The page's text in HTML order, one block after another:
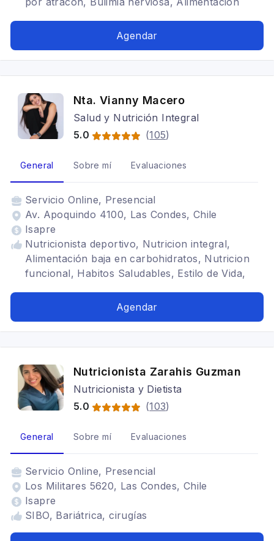
Agendar
Nta. Vianny Macero
Salud y Nutrición Integral
5.0
(105)
General Sobre mí Evaluaciones
Servicio Online, Presencial
Av. Apoquindo 4100, Las Condes, Chile
Isapre
Nutricionista deportivo, Nutricion integral,
Alimentación baja en carbohidratos, Nutricion
funcional, Habitos Saludables, Estilo de Vida,
Integral, Somática, Sistema nervioso, Manejo de
hipotiroidismo, Trastornos alimenticios TCA,
Alimentación para celiacos, Bariátrica, SIBO,
Yoga, Coaching somático
Agendar
Nutricionista Zarahis Guzman
Nutricionista y Dietista
5.0
(103)
General Sobre mí Evaluaciones
Servicio Online, Presencial
Los Militares 5620, Las Condes, Chile
Isapre
SIBO, Bariátrica, cirugías